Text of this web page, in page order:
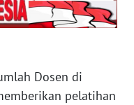
Dosen di
pelatihan